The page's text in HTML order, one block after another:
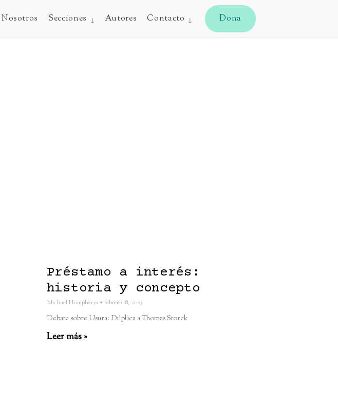
Nosotros Secciones Autores Contacto Dona
Préstamo a interés:
historia y concepto
Michael Humpherys febrero 18, 2025
Debate sobre Usura: Dúplica a Thomas Storck
Leer más »